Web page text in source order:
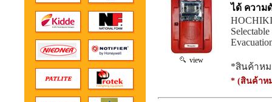
view
ได้ ความ
HOCHIKI
*สินค้าห
* (สินค้าห